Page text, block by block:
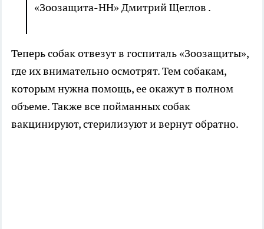
«Зоозащита-НН» Дмитрий Щеглов .
Теперь собак отвезут в госпиталь «Зоозащиты»,
где их внимательно осмотрят. Тем собакам,
которым нужна помощь, ее окажут в полном
объеме. Также все пойманных собак
вакцинируют, стерилизуют и вернут обратно.